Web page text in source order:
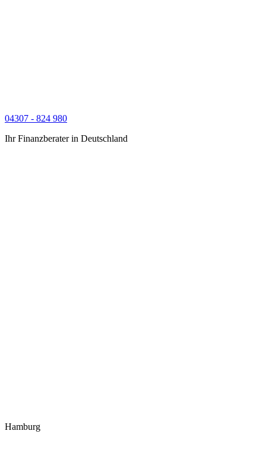
04307 - 824 980
Ihr Finanzberater in Deutschland
Hamburg